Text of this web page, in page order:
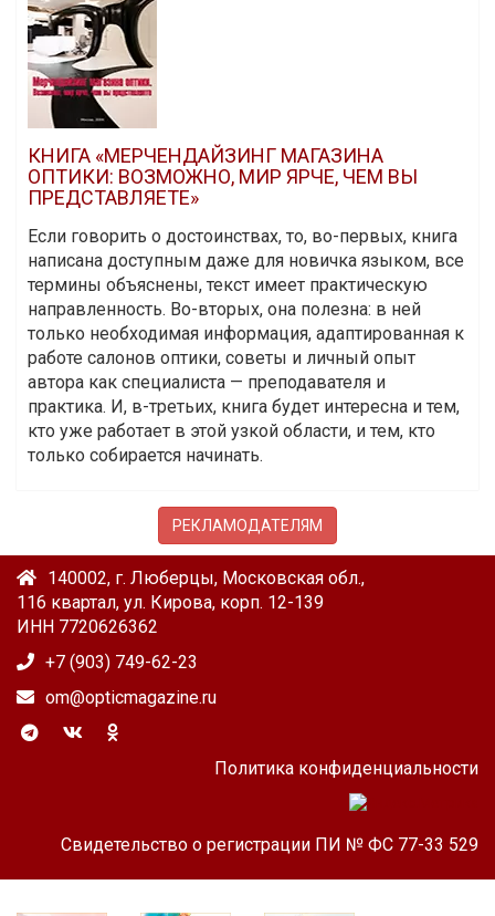
КНИГА «МЕРЧЕНДАЙЗИНГ МАГАЗИНА
ОПТИКИ: ВОЗМОЖНО, МИР ЯРЧЕ, ЧЕМ ВЫ
ПРЕДСТАВЛЯЕТЕ»
Если говорить о достоинствах, то, во-первых, книга
написана доступным даже для новичка языком, все
термины объяснены, текст имеет практическую
направленность. Во-вторых, она полезна: в ней
только необходимая информация, адаптированная к
работе салонов оптики, советы и личный опыт
автора как специалиста — преподавателя и
практика. И, в-третьих, книга будет интересна и тем,
кто уже работает в этой узкой области, и тем, кто
только собирается начинать.
РЕКЛАМОДАТЕЛЯМ
140002, г. Люберцы, Московская обл.,
116 квартал, ул. Кирова, корп. 12-139
ИНН 7720626362
+7 (903) 749-62-23
om@opticmagazine.ru
Политика конфиденциальности
Свидетельство о регистрации ПИ № ФС 77-33 529